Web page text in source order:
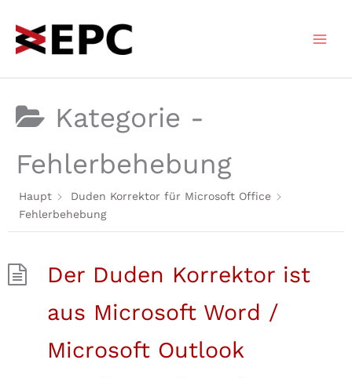
Inhalt
springen
Kategorie -
Fehlerbehebung
Haupt
Duden Korrektor für Microsoft Office
Fehlerbehebung
Der Duden Korrektor ist
aus Microsoft Word /
Microsoft Outlook